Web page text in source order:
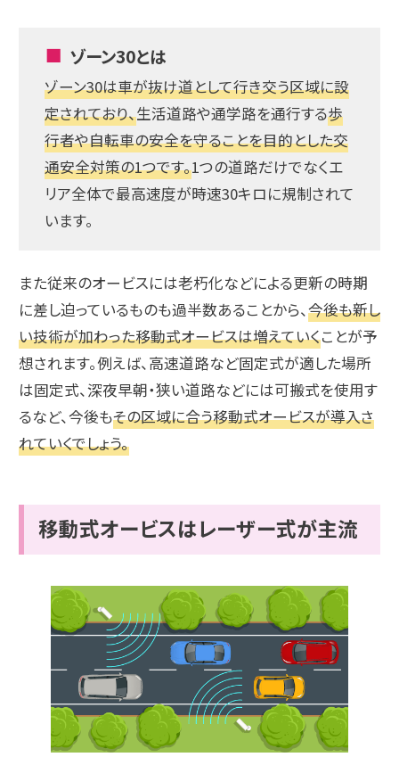
ゾーン30とは
ゾーン30は車が抜け道として行き交う区域に設
定されており、生活道路や通学路を通行する歩
行者や自転車の安全を守ることを目的とした交
通安全対策の1つです。1つの道路だけでなくエ
リア全体で最高速度が時速30キロに規制されて
います。
また従来のオービスには老朽化などによる更新の時期
に差し迫っているものも過半数あることから、今後も新し
い技術が加わった移動式オービスは増えていくことが予
想されます。例えば、高速道路など固定式が適した場所
は固定式、深夜早朝・狭い道路などには可搬式を使用す
るなど、今後もその区域に合う移動式オービスが導入さ
れていくでしょう。
移動式オービスはレーザー式が主流